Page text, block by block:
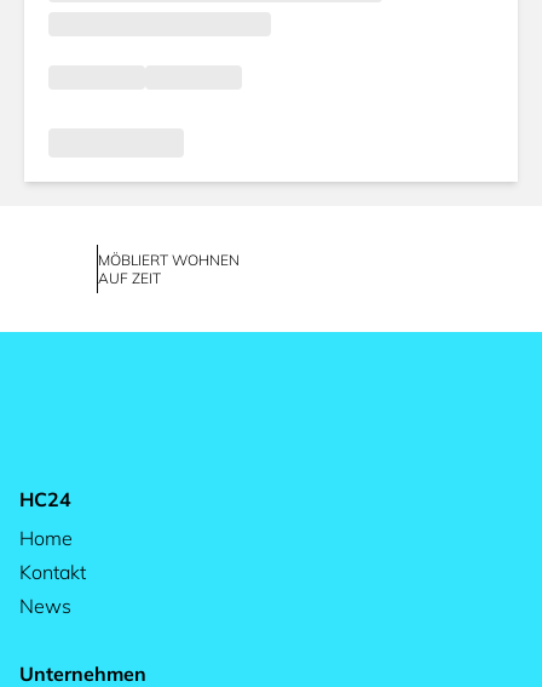
MÖBLIERT WOHNEN
AUF ZEIT
HC24
Home
Kontakt
News
Unternehmen